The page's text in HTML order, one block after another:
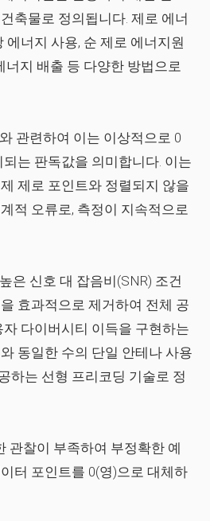
축물로 정의됩니다. 제로 에너
에너지 사용, 순 제로 에너지원
너지 배출 등 다양한 방법으로
관련하여 이는 이상적으로 0
는 판독값을 의미합니다. 이는
제로 포인트와 정렬되지 않을
적 오류로, 측정이 지속적으로
은 신호 대 잡음비(SNR) 조건
효과적으로 제거하여 전체 공
다이버시티 이득을 구현하는
동일한 수의 단일 안테나 사용
하는 선형 프리코딩 기술로 정
관찰이 부족하여 부정확한 예
터 포인트를 0(영)으로 대체하